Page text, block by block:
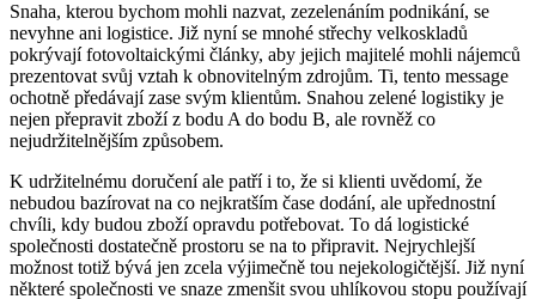
Snaha, kterou bychom mohli nazvat, zezelenáním podnikání, se
nevyhne ani logistice. Již nyní se mnohé střechy velkoskladů
pokrývají fotovoltaickými články, aby jejich majitelé mohli nájemců
prezentovat svůj vztah k obnovitelným zdrojům. Ti, tento message
ochotně předávají zase svým klientům. Snahou zelené logistiky je
nejen přepravit zboží z bodu A do bodu B, ale rovněž co
nejudržitelnějším způsobem.
K udržitelnému doručení ale patří i to, že si klienti uvědomí, že
nebudou bazírovat na co nejkratším čase dodání, ale upřednostní
chvíli, kdy budou zboží opravdu potřebovat. To dá logistické
společnosti dostatečně prostoru se na to připravit. Nejrychlejší
možnost totiž bývá jen zcela výjimečně tou nejekologičtější. Již nyní
některé společnosti ve snaze zmenšit svou uhlíkovou stopu používají